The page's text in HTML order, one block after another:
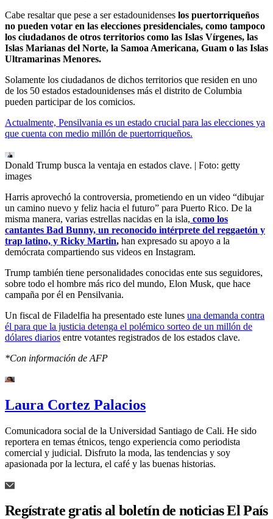
Cabe resaltar que pese a ser estadounidenses los puertorriqueños
no pueden votar en las elecciones presidenciales, como tampoco
los ciudadanos de otros territorios como las Islas Vírgenes, las
Islas Marianas del Norte, la Samoa Americana, Guam o las Islas
Ultramarinas Menores.
Solamente los ciudadanos de dichos territorios que residen en uno
de los 50 estados estadounidenses más el distrito de Columbia
pueden participar de los comicios.
Actualmente, Pensilvania es un estado crucial para las elecciones ya
que cuenta con medio millón de puertorriqueños.
Donald Trump busca la ventaja en estados clave. | Foto: getty
images
Harris aprovechó la controversia, prometiendo en un video “dibujar
un camino nuevo y feliz hacia el futuro” para Puerto Rico. De la
misma manera, varias estrellas nacidas en la isla, como los
cantantes Bad Bunny, un reconocido intérprete del reggaetón y
trap latino, y Ricky Martin, han expresado su apoyo a la
demócrata compartiendo sus videos en Instagram.
Trump también tiene personalidades conocidas ente sus seguidores,
sobre todo el hombre más rico del mundo, Elon Musk, que hace
campaña por él en Pensilvania.
Un fiscal de Filadelfia ha presentado este lunes una demanda contra
él para que la justicia detenga el polémico sorteo de un millón de
dólares diarios entre votantes registrados de los estados clave.
*Con información de AFP
Laura Cortez Palacios
Comunicadora social de la Universidad Santiago de Cali. He sido
reportera en temas étnicos, tengo experiencia como periodista
comercial y judicial. Disfruto la moda, las tendencias y soy
apasionada por la lectura, el café y las buenas historias.
Regístrate gratis al boletín de noticias El País